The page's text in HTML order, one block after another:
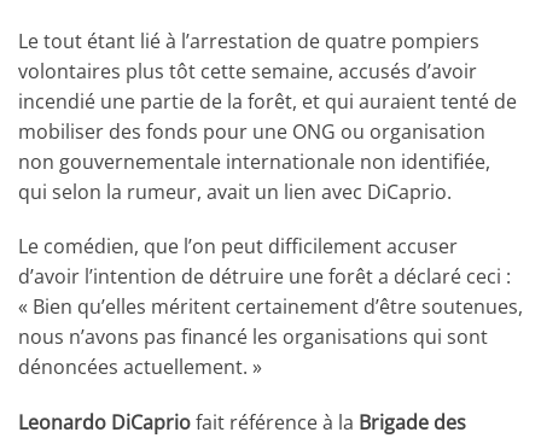
Le tout étant lié à l’arrestation de quatre pompiers
volontaires plus tôt cette semaine, accusés d’avoir
incendié une partie de la forêt, et qui auraient tenté de
mobiliser des fonds pour une ONG ou organisation
non gouvernementale internationale non identifiée,
qui selon la rumeur, avait un lien avec DiCaprio.
Le comédien, que l’on peut difficilement accuser
d’avoir l’intention de détruire une forêt a déclaré ceci :
« Bien qu’elles méritent certainement d’être soutenues,
nous n’avons pas financé les organisations qui sont
dénoncées actuellement. »
Leonardo DiCapriofait référence à la Brigade des